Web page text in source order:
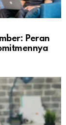
Peran